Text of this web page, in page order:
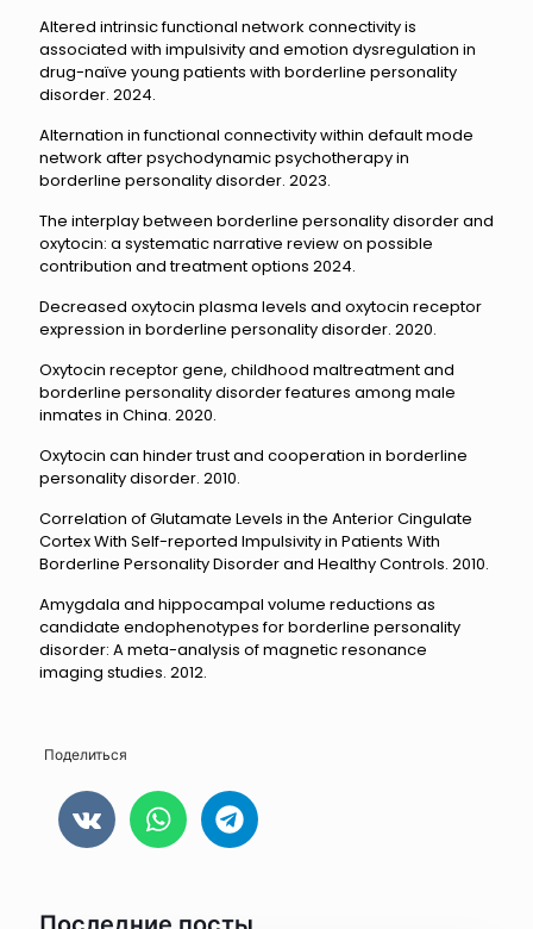
Altered intrinsic functional network connectivity is
associated with impulsivity and emotion dysregulation in
drug-naïve young patients with borderline personality
disorder. 2024.
Alternation in functional connectivity within default mode
network after psychodynamic psychotherapy in
borderline personality disorder. 2023.
The interplay between borderline personality disorder and
oxytocin: a systematic narrative review on possible
contribution and treatment options 2024.
Decreased oxytocin plasma levels and oxytocin receptor
expression in borderline personality disorder. 2020.
Oxytocin receptor gene, childhood maltreatment and
borderline personality disorder features among male
inmates in China. 2020.
Oxytocin can hinder trust and cooperation in borderline
personality disorder. 2010.
Correlation of Glutamate Levels in the Anterior Cingulate
Cortex With Self-reported Impulsivity in Patients With
Borderline Personality Disorder and Healthy Controls. 2010.
Amygdala and hippocampal volume reductions as
candidate endophenotypes for borderline personality
disorder: A meta-analysis of magnetic resonance
imaging studies. 2012.
Поделиться